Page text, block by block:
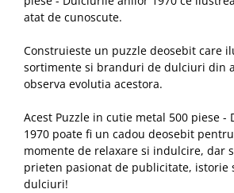
atat de cunoscute.
Construieste un puzzle deosebit care
sortimente si branduri de dulciuri din
observa evolutia acestora.
Acest Puzzle in cutie metal 500 piese
1970 poate fi un cadou deosebit
momente de relaxare si indulcire, dar
prieten pasionat de publicitate, istorie
dulciuri!